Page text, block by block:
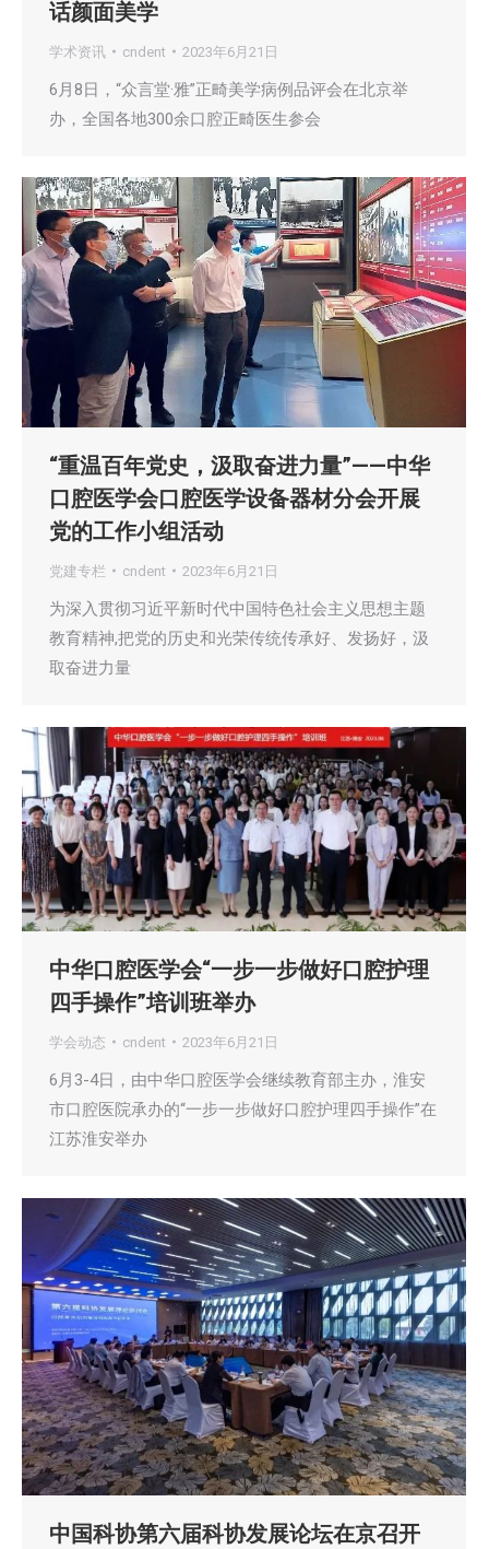
话颜面美学
学术资讯 cndent 2023年6月21日
6月8日，“众言堂·雅”正畸美学病例品评会在北京举
办，全国各地300余口腔正畸医生参会
“重温百年党史，汲取奋进力量”——中华
口腔医学会口腔医学设备器材分会开展
党的工作小组活动
党建专栏 cndent 2023年6月21日
为深入贯彻习近平新时代中国特色社会主义思想主题
教育精神,把党的历史和光荣传统传承好、发扬好，汲
取奋进力量
中华口腔医学会“一步一步做好口腔护理
四手操作”培训班举办
学会动态 cndent 2023年6月21日
6月3-4日，由中华口腔医学会继续教育部主办，淮安
市口腔医院承办的“一步一步做好口腔护理四手操作”在
江苏淮安举办
中国科协第六届科协发展论坛在京召开